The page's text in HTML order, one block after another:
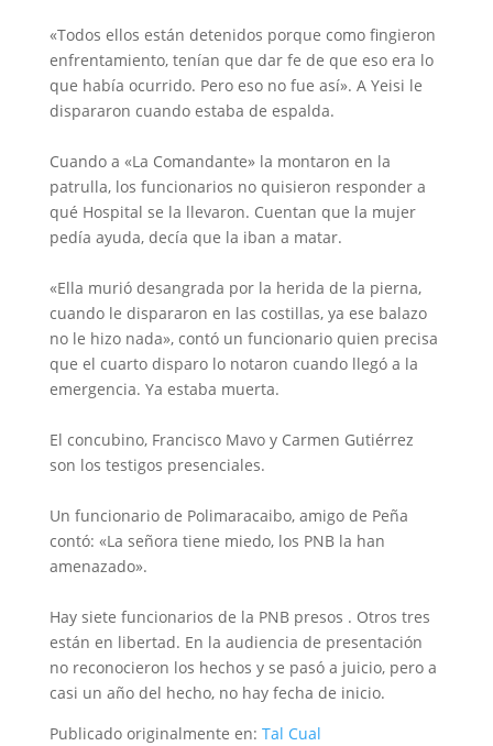
«Todos ellos están detenidos porque como fingieron
enfrentamiento, tenían que dar fe de que eso era lo
que había ocurrido. Pero eso no fue así». A Yeisi le
dispararon cuando estaba de espalda.
Cuando a «La Comandante» la montaron en la
patrulla, los funcionarios no quisieron responder a
qué Hospital se la llevaron. Cuentan que la mujer
pedía ayuda, decía que la iban a matar.
«Ella murió desangrada por la herida de la pierna,
cuando le dispararon en las costillas, ya ese balazo
no le hizo nada», contó un funcionario quien precisa
que el cuarto disparo lo notaron cuando llegó a la
emergencia. Ya estaba muerta.
El concubino, Francisco Mavo y Carmen Gutiérrez
son los testigos presenciales.
Un funcionario de Polimaracaibo, amigo de Peña
contó: «La señora tiene miedo, los PNB la han
amenazado».
Hay siete funcionarios de la PNB presos . Otros tres
están en libertad. En la audiencia de presentación
no reconocieron los hechos y se pasó a juicio, pero a
casi un año del hecho, no hay fecha de inicio.
Publicado originalmente en: Tal Cual